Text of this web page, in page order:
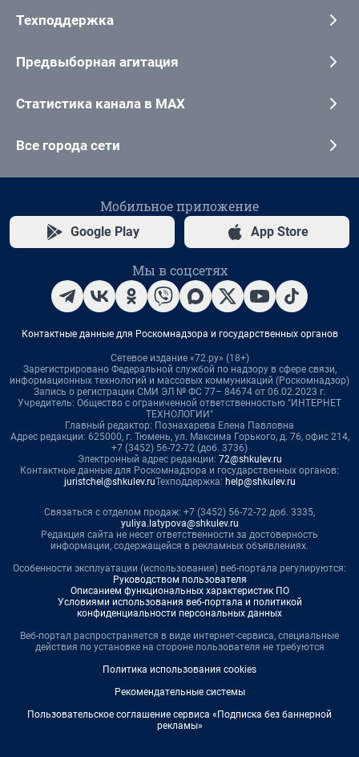
Техподдержка
Предвыборная агитация
Статистика канала в MAX
Все города сети
Мобильное приложение
Google Play App Store
Мы в соцсетях
Контактные данные для Роскомнадзора и государственных органов
Сетевое издание «72.ру» (18+)
Зарегистрировано Федеральной службой по надзору в сфере связи,
информационных технологий и массовых коммуникаций (Роскомнадзор)
Запись о регистрации СМИ ЭЛ № ФС 77– 84674 от 06.02.2023 г.
Учредитель: Общество с ограниченной ответственностью "ИНТЕРНЕТ
ТЕХНОЛОГИИ"
Главный редактор: Познахарева Елена Павловна
Адрес редакции: 625000, г. Тюмень, ул. Максима Горького, д. 76, офис 214,
+7 (3452) 56-72-72 (доб. 3736)
Электронный адрес редакции: 72@shkulev.ru
Контактные данные для Роскомнадзора и государственных органов:
juristchel@shkulev.ruТехподдержка: help@shkulev.ru
Связаться с отделом продаж: +7 (3452) 56-72-72 доб. 3335,
yuliya.latypova@shkulev.ru
Редакция сайта не несет ответственности за достоверность
информации, содержащейся в рекламных объявлениях.
Особенности эксплуатации (использования) веб-портала регулируются:
Руководством пользователя
Описанием функциональных характеристик ПО
Условиями использования веб-портала и политикой
конфиденциальности персональных данных
Веб-портал распространяется в виде интернет-сервиса, специальные
действия по установке на стороне пользователя не требуются
Политика использования cookies
Рекомендательные системы
Пользовательское соглашение сервиса «Подписка без баннерной
рекламы»